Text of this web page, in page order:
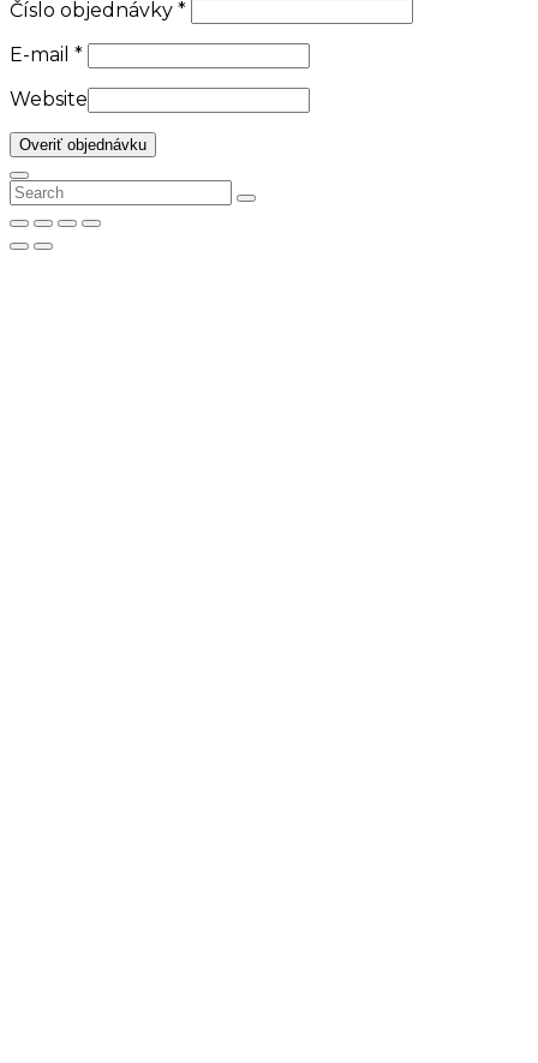
Číslo objednávky *
E-mail *
Website
Overiť objednávku